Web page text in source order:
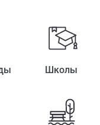
Школы